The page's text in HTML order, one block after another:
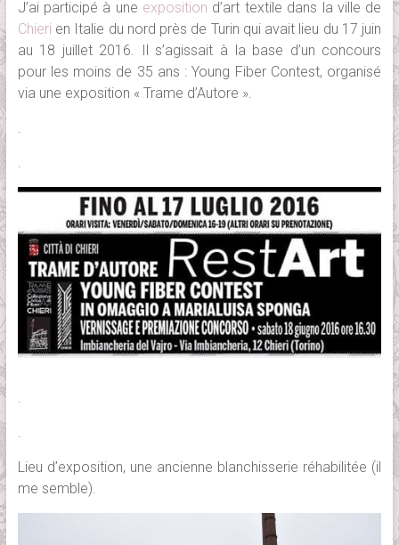
J’ai participé à une exposition d’art textile dans la ville de
Chieri en Italie du nord près de Turin qui avait lieu du 17 juin
au 18 juillet 2016. Il s’agissait à la base d’un concours
pour les moins de 35 ans : Young Fiber Contest, organisé
via une exposition « Trame d’Autore ».
.
.
.
.
Lieu d’exposition, une ancienne blanchisserie réhabilitée (il
me semble).